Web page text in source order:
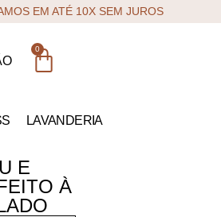
EM ATÉ 10X SEM JUROS
0
LAVANDERIA
E
À